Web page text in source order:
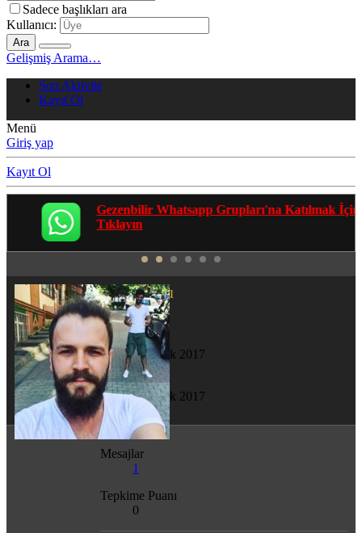
Sadece başlıkları ara
Kullanıcı:
Ara
Gelişmiş Arama…
Son Aktivite
Kayıt Ol
Menü
Giriş yap
Kayıt Ol
Gezenbilir Whatsapp Grupları'na Katılmak İçin
Tıklayın
Emregugu
Yeni Üye
Katılım
23 Ocak 2017
Son görülme
26 Ocak 2017
Mesajlar
1
Tepkime Puanı
0